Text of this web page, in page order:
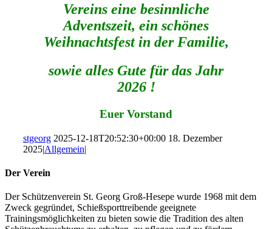
Vereins eine besinnliche
Adventszeit, ein schönes
Weihnachtsfest in der Familie,
sowie alles Gute für das Jahr
2026 !
Euer Vorstand
stgeorg 2025-12-18T20:52:30+00:00 18. Dezember
2025|Allgemein|
Der Verein
Der Schützenverein St. Georg Groß-Hesepe wurde 1968 mit dem
Zweck gegründet, Schießsporttreibende geeignete
Trainingsmöglichkeiten zu bieten sowie die Tradition des alten